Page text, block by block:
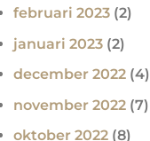
februari 2023 (2)
januari 2023 (2)
december 2022 (4)
november 2022 (7)
oktober 2022 (8)